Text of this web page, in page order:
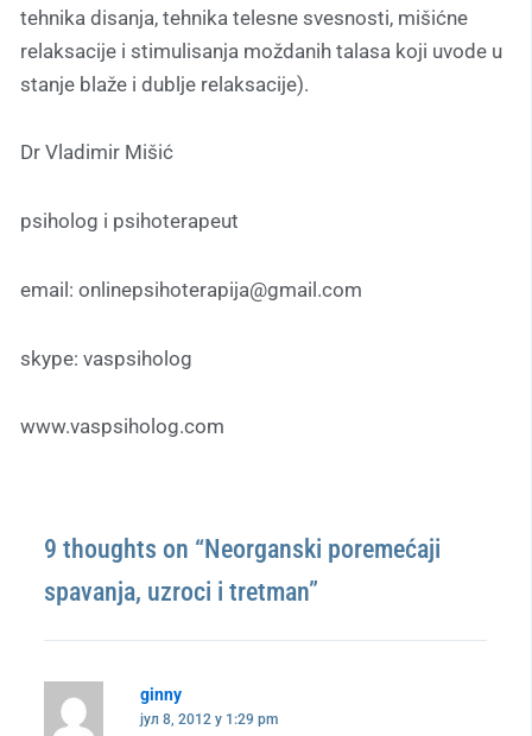
tehnika disanja, tehnika telesne svesnosti, mišićne
relaksacije i stimulisanja moždanih talasa koji uvode u
stanje blaže i dublje relaksacije).
Dr Vladimir Mišić
psiholog i psihoterapeut
email: onlinepsihoterapija@gmail.com
skype: vaspsiholog
www.vaspsiholog.com
9 thoughts on “Neorganski poremećaji
spavanja, uzroci i tretman”
ginny
јул 8, 2012 у 1:29 pm